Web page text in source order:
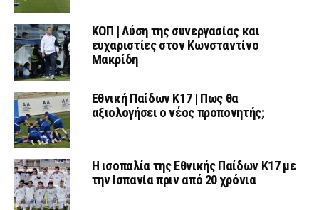
ΚΟΠ | Λύση της συνεργασίας και
ευχαριστίες στον Κωνσταντίνο
Μακρίδη
Εθνική Παίδων Κ17 | Πως θα
αξιολογήσει ο νέος προπονητής;
Η ισοπαλία της Εθνικής Παίδων Κ17 με
την Ισπανία πριν από 20 χρόνια